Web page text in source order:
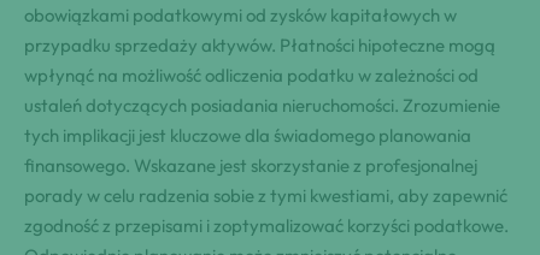
obowiązkami podatkowymi od zysków kapitałowych w
przypadku sprzedaży aktywów. Płatności hipoteczne mogą
wpłynąć na możliwość odliczenia podatku w zależności od
ustaleń dotyczących posiadania nieruchomości. Zrozumienie
tych implikacji jest kluczowe dla świadomego planowania
finansowego. Wskazane jest skorzystanie z profesjonalnej
porady w celu radzenia sobie z tymi kwestiami, aby zapewnić
zgodność z przepisami i zoptymalizować korzyści podatkowe.